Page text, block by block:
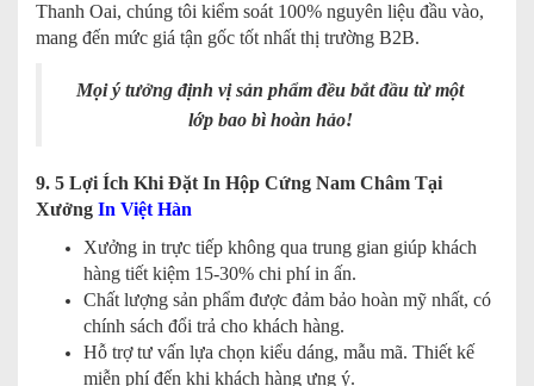
Thanh Oai, chúng tôi kiểm soát 100% nguyên liệu đầu vào,
mang đến mức giá tận gốc tốt nhất thị trường B2B.
Mọi ý tưởng định vị sản phẩm đều bắt đầu từ một
lớp bao bì hoàn hảo!
9. 5 Lợi Ích Khi Đặt In Hộp Cứng Nam Châm Tại
Xưởng In Việt Hàn
Xưởng in trực tiếp không qua trung gian giúp khách
hàng tiết kiệm 15-30% chi phí in ấn.
Chất lượng sản phẩm được đảm bảo hoàn mỹ nhất, có
chính sách đổi trả cho khách hàng.
Hỗ trợ tư vấn lựa chọn kiểu dáng, mẫu mã. Thiết kế
miễn phí đến khi khách hàng ưng ý.